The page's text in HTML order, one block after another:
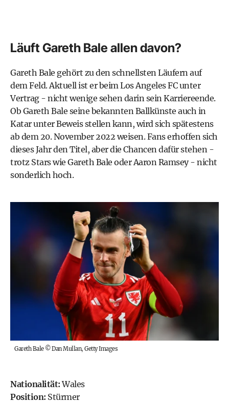
Läuft Gareth Bale allen davon?
Gareth Bale gehört zu den schnellsten Läufern auf
dem Feld. Aktuell ist er beim Los Angeles FCunter
Vertrag - nicht wenige sehen darin sein Karriereende.
Ob Gareth Bale seine bekannten Ballkünste auch in
Katar unter Beweis stellen kann, wird sich spätestens
ab dem 20. November 2022 weisen. Fans erhoffen sich
dieses Jahr den Titel, aber die Chancen dafür stehen -
trotz Stars wie Gareth Bale oder Aaron Ramsey - nicht
sonderlich hoch.
Gareth Bale©Dan Mullan, Getty Images
Nationalität:Wales
Position: Stürmer